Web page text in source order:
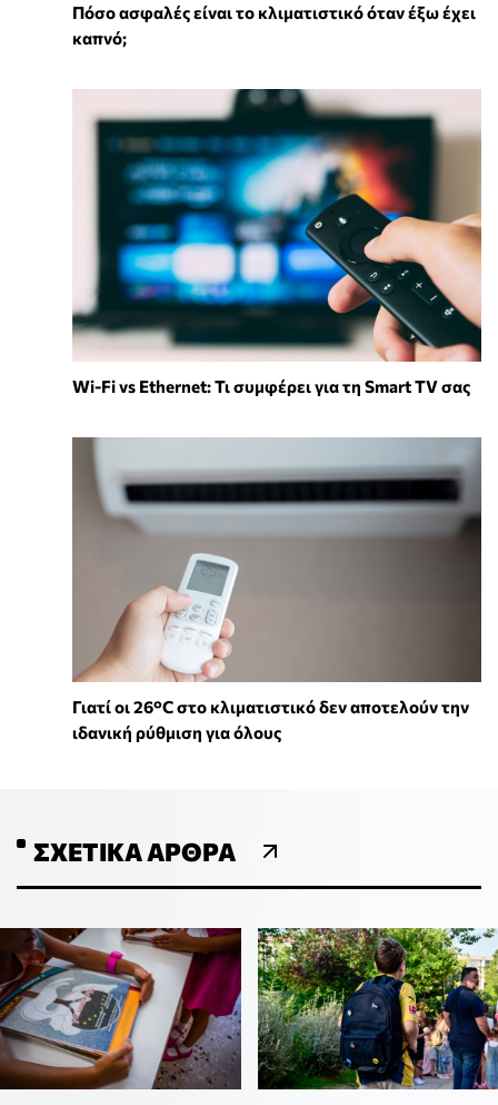
Πόσο ασφαλές είναι το κλιματιστικό όταν έξω έχει
καπνό;
Wi-Fi vs Ethernet: Τι συμφέρει για τη Smart TV σας
Γιατί οι 26°C στο κλιματιστικό δεν αποτελούν την
ιδανική ρύθμιση για όλους
ΣΧΕΤΙΚΆ ΆΡΘΡΑ